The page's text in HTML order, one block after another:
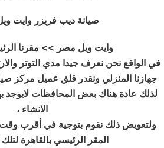
صيانة ديب فريزر وايت
وايت ويل مصر >> مقرنا
في الواقع نحن نعرف جيدا مدي التوتر
جهازنا المنزلي ونقدر قلق عميل مركز
لذلك عادة هناك بعض المحافظات لايوجد
الانشاء ،
ولتعويض ذلك نقوم بتوجية في أقرب
المقر الرئيسي بالقاهرة